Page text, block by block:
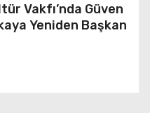
Vakfı’nda Güven
Yeniden Başkan